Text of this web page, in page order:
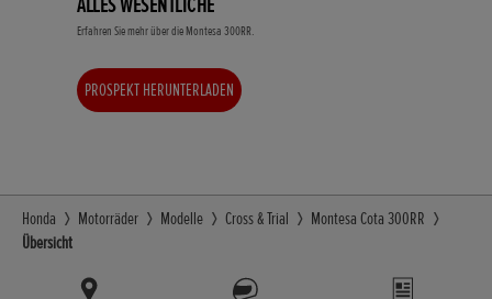
Erfahren Sie mehr über die Montesa 300RR.
PROSPEKT HERUNTERLADEN
Honda Motorräder Modelle Cross & Trial
Montesa Cota 300RR
Übersicht